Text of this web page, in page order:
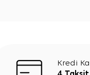
Kredi